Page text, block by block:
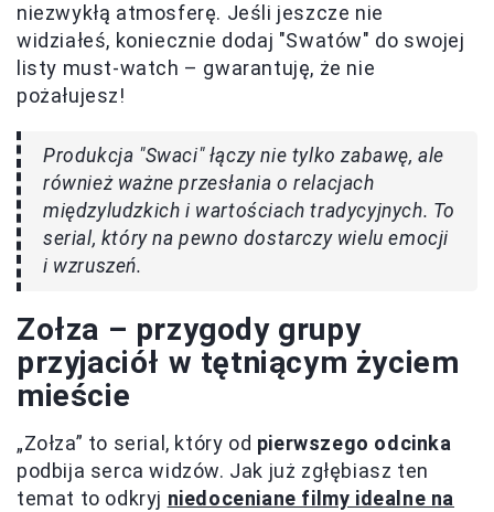
niezwykłą atmosferę. Jeśli jeszcze nie
widziałeś, koniecznie dodaj "Swatów" do swojej
listy must-watch – gwarantuję, że nie
pożałujesz!
Produkcja "Swaci" łączy nie tylko zabawę, ale
również ważne przesłania o relacjach
międzyludzkich i wartościach tradycyjnych. To
serial, który na pewno dostarczy wielu emocji
i wzruszeń.
Zołza – przygody grupy
przyjaciół w tętniącym życiem
mieście
„Zołza” to serial, który od pierwszego odcinka
podbija serca widzów. Jak już zgłębiasz ten
temat to odkryj niedoceniane filmy idealne na